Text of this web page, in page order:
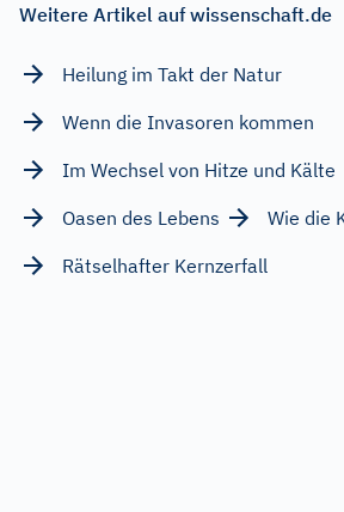
Weitere Artikel auf wissenschaft.de
Heilung im Takt der Natur
Wenn die Invasoren kommen
Im Wechsel von Hitze und Kälte
Oasen des Lebens
Wie die
Rätselhafter Kernzerfall